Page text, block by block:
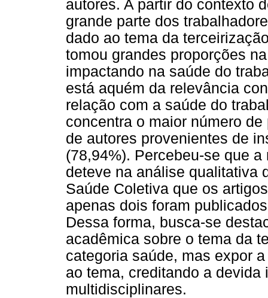
autores. A partir do contexto
grande parte dos
dado ao tema da
tomou grandes proporções
impactando na saúde do
está aquém da relevância
relação com a saúde do
concentra o maior número
de autores provenientes de
(78,94%). Percebeu-se que
deteve na análise qualitativa
Saúde Coletiva que os
apenas dois foram
Dessa forma, busca-se
acadêmica sobre o tema da
categoria saúde, mas expor
ao tema, creditando a
multidisciplinares.